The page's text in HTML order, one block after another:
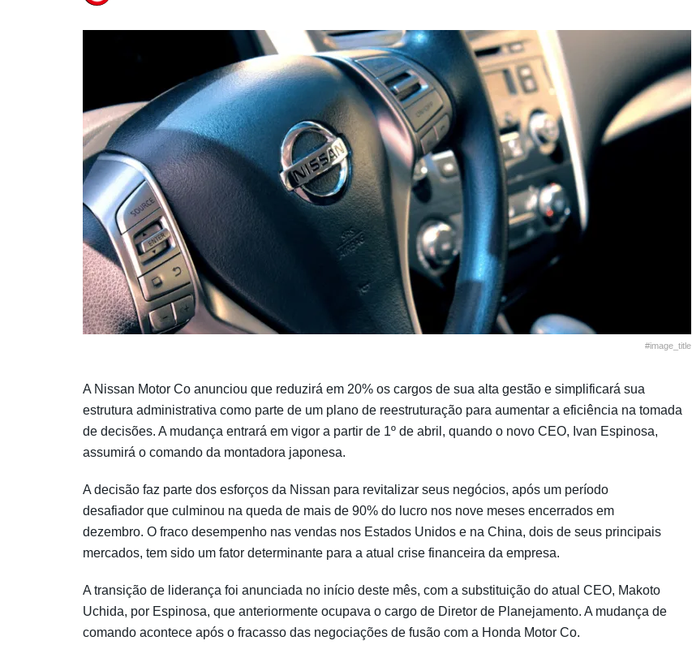
#image_title
A Nissan Motor Co anunciou que reduzirá em 20% os cargos de sua alta gestão e simplificará sua
estrutura administrativa como parte de um plano de reestruturação para aumentar a eficiência na tomada
de decisões. A mudança entrará em vigor a partir de 1º de abril, quando o novo CEO, Ivan Espinosa,
assumirá o comando da montadora japonesa.
A decisão faz parte dos esforços da Nissan para revitalizar seus negócios, após um período
desafiador que culminou na queda de mais de 90% do lucro nos nove meses encerrados em
dezembro. O fraco desempenho nas vendas nos Estados Unidos e na China, dois de seus principais
mercados, tem sido um fator determinante para a atual crise financeira da empresa.
A transição de liderança foi anunciada no início deste mês, com a substituição do atual CEO, Makoto
Uchida, por Espinosa, que anteriormente ocupava o cargo de Diretor de Planejamento. A mudança de
comando acontece após o fracasso das negociações de fusão com a Honda Motor Co.